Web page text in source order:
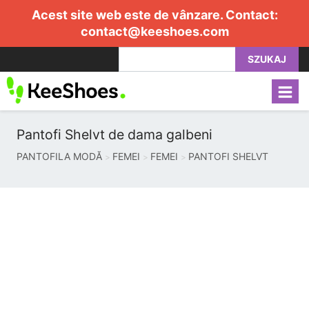
Acest site web este de vânzare. Contact:
contact@keeshoes.com
SZUKAJ
Pantofi Shelvt de dama galbeni
PANTOFILA MODĂ FEMEI FEMEI PANTOFI SHELVT